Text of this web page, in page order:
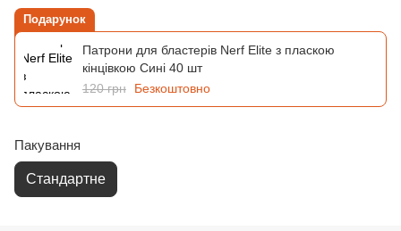
Подарунок
Патрони для бластерів Nerf Elite з пласкою
кінцівкою Сині 40 шт
120 грн
Безкоштовно
Пакування
Стандартне